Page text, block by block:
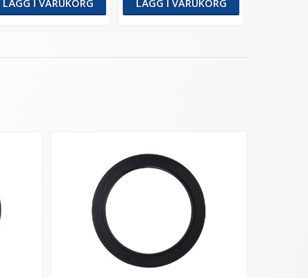
LÄGG I VARUKORG LÄGG I VARUKORG